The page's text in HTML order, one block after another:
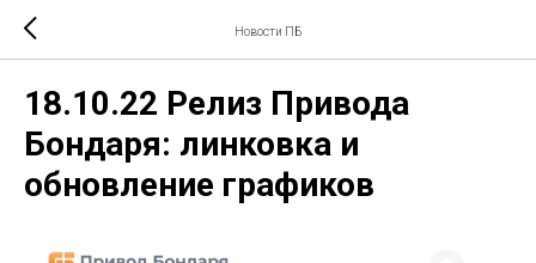
Новости ПБ
18.10.22 Релиз Привода
Бондаря: линковка и
обновление графиков